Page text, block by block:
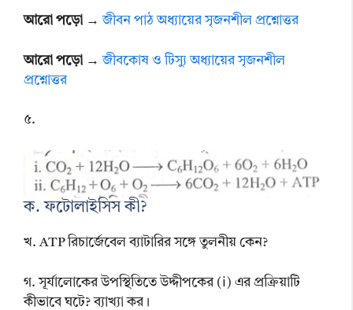
আরো পড়ো → জীবন পাঠ অধ্যায়ের সৃজনশীল প্রশ্নোত্তর
আরো পড়ো → জীবকোষ ও টিস্যু অধ্যায়ের সৃজনশীল
প্রশ্নোত্তর
৫.
ক. ফটোলাইসিস কী?
খ. ATP রিচার্জেবেল ব্যাটারির সঙ্গে তুলনীয় কেন?
গ. সূর্যালোকের উপস্থিতিতে উদ্দীপকের (ⅰ) এর প্রক্রিয়াটি
কীভাবে ঘটে? ব্যাখ্যা কর।